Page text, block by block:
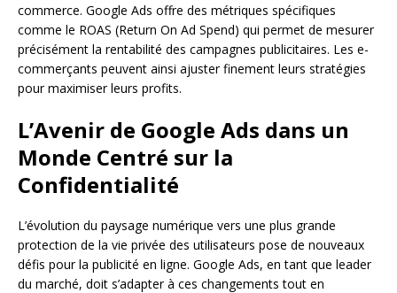
commerce. Google Ads offre des métriques spécifiques
comme le ROAS (Return On Ad Spend) qui permet de mesurer
précisément la rentabilité des campagnes publicitaires. Les e-
commerçants peuvent ainsi ajuster finement leurs stratégies
pour maximiser leurs profits.
L’Avenir de Google Ads dans un
Monde Centré sur la
Confidentialité
L’évolution du paysage numérique vers une plus grande
protection de la vie privée des utilisateurs pose de nouveaux
défis pour la publicité en ligne. Google Ads, en tant que leader
du marché, doit s’adapter à ces changements tout en